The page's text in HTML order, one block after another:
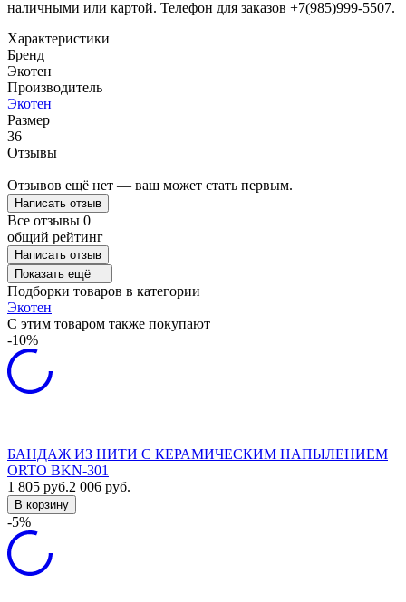
наличными или картой. Телефон для заказов +7(985)999-5507.
Характеристики
Бренд
Экотен
Производитель
Экотен
Размер
36
Отзывы
Отзывов ещё нет — ваш может стать первым.
Написать отзыв
Все отзывы 0
общий рейтинг
Написать отзыв
Показать ещё
Подборки товаров в категории
Экотен
C этим товаром также покупают
-10%
БАНДАЖ ИЗ НИТИ С КЕРАМИЧЕСКИМ НАПЫЛЕНИЕМ
ORTO BKN-301
1 805 руб.2 006 руб.
В корзину
-5%